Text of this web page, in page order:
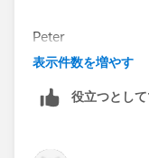
Peter
表示件数を増やす
役立つとし